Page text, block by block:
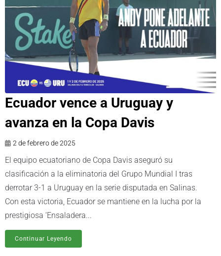
Ecuador vence a Uruguay y
avanza en la Copa Davis
2 de febrero de 2025
El equipo ecuatoriano de Copa Davis aseguró su
clasificación a la eliminatoria del Grupo Mundial I tras
derrotar 3-1 a Uruguay en la serie disputada en Salinas.
Con esta victoria, Ecuador se mantiene en la lucha por la
prestigiosa ‘Ensaladera...
Continuar Leyendo